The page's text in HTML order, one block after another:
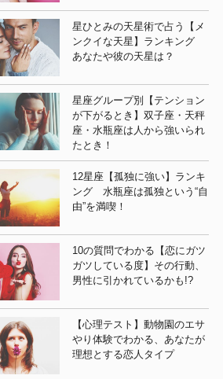
星ひとみの天星術で占う【メ
ンクイな天星】ランキング
あなたや彼の天星は？
星座グループ別【テンション
が下がるとき】双子座・天秤
座・水瓶座は人から強いられ
たとき！
12星座【孤独に強い】ランキ
ング 水瓶座は孤独という“自
由”を満喫！
10の質問でわかる【恋にガツ
ガツしている度】その行動、
男性に引かれているかも!?
【心理テスト】動物園のエサ
やり体験でわかる、あなたが
理想とする恋人タイプ